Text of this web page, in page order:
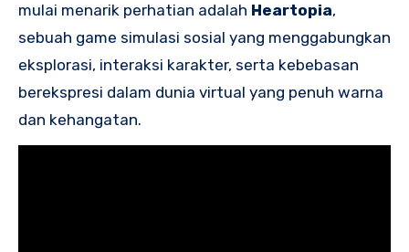
mulai menarik perhatian adalah Heartopia,
sebuah game simulasi sosial yang menggabungkan
eksplorasi, interaksi karakter, serta kebebasan
berekspresi dalam dunia virtual yang penuh warna
dan kehangatan.